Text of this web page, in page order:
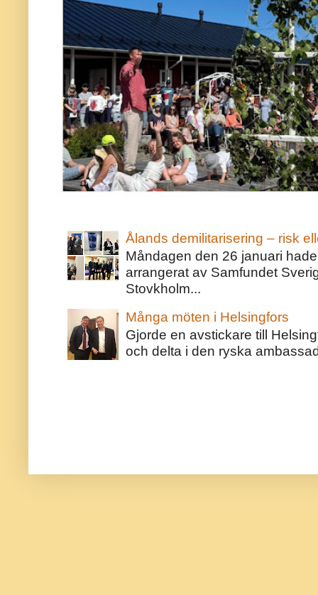
Ålands demilitarisering – risk
Måndagen den 26 januari
arrangerat av Samfundet
Stovkholm...
Många möten i Helsingfors
Gjorde en avstickare till
och delta i den ryska